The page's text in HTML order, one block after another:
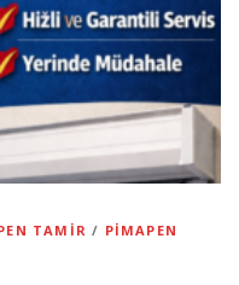
TAMIR / PIMAPEN